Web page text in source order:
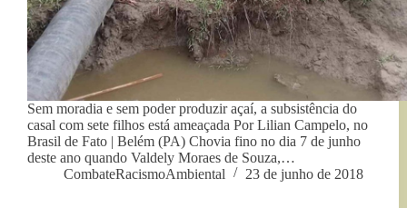
Sem moradia e sem poder produzir açaí, a subsistência do
casal com sete filhos está ameaçada Por Lilian Campelo, no
Brasil de Fato | Belém (PA) Chovia fino no dia 7 de junho
deste ano quando Valdely Moraes de Souza,…
CombateRacismoAmbiental
23 de junho de 2018